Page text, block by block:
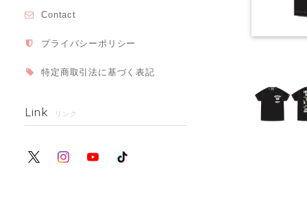
Contact
プライバシーポリシー
特定商取引法に基づく表記
Link リンク